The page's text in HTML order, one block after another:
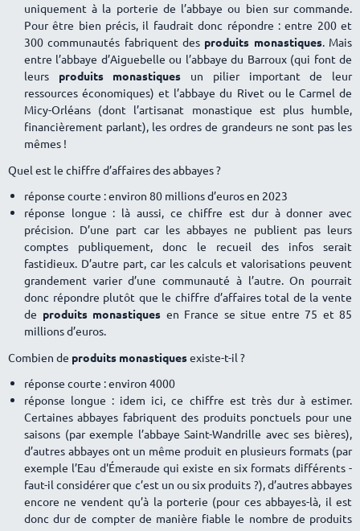
uniquement à la porterie de l’abbaye ou bien sur commande.
Pour être bien précis, il faudrait donc répondre : entre 200 et
300 communautés fabriquent des produits monastiques. Mais
entre l’abbaye d’Aiguebelle ou l’abbaye du Barroux (qui font de
leurs produits monastiques un pilier important de leur
ressources économiques) et l’abbaye du Rivet ou le Carmel de
Micy-Orléans (dont l’artisanat monastique est plus humble,
financièrement parlant), les ordres de grandeurs ne sont pas les
mêmes !
Quel est le chiffre d’affaires des abbayes ?
réponse courte : environ 80 millions d’euros en 2023
réponse longue : là aussi, ce chiffre est dur à donner avec
précision. D’une part car les abbayes ne publient pas leurs
comptes publiquement, donc le recueil des infos serait
fastidieux. D’autre part, car les calculs et valorisations peuvent
grandement varier d’une communauté à l’autre. On pourrait
donc répondre plutôt que le chiffre d’affaires total de la vente
de produits monastiques en France se situe entre 75 et 85
millions d’euros.
Combien de produits monastiquesexiste-t-il ?
réponse courte : environ 4000
réponse longue : idem ici, ce chiffre est très dur à estimer.
Certaines abbayes fabriquent des produits ponctuels pour une
saisons (par exemple l’abbaye Saint-Wandrille avec ses bières),
d’autres abbayes ont un même produit en plusieurs formats (par
exemple l’Eau d'Émeraude qui existe en six formats différents -
faut-il considérer que c’est un ou six produits ?), d’autres abbayes
encore ne vendent qu’à la porterie (pour ces abbayes-là, il est
donc dur de compter de manière fiable le nombre de produits